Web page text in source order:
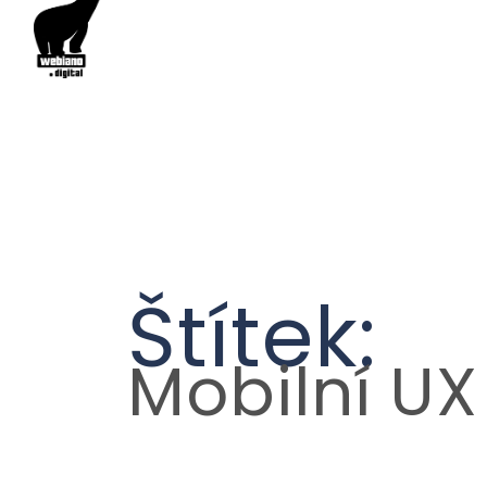
Štítek:
Mobilní UX